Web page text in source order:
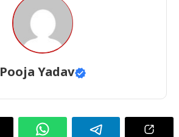
Pooja Yadav